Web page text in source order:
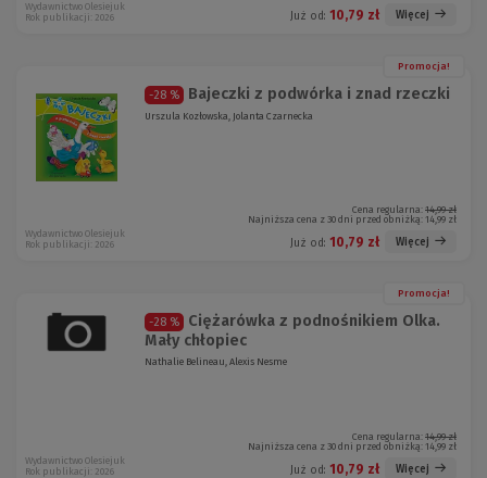
Już od: 10,79 zł Więcej
Wydawnictwo Olesiejuk
Rok publikacji: 2026
Promocja!
-28 % Bajeczki z podwórka i znad rzeczki
Urszula Kozłowska, Jolanta Czarnecka
Cena regularna: 14,99 zł
Najniższa cena z 30 dni przed obniżką: 14,99 zł
Już od: 10,79 zł Więcej
Wydawnictwo Olesiejuk
Rok publikacji: 2026
Promocja!
-28 %
Ciężarówka z podnośnikiem Olka.
Mały chłopiec
Nathalie Belineau, Alexis Nesme
Cena regularna: 14,99 zł
Najniższa cena z 30 dni przed obniżką: 14,99 zł
Już od: 10,79 zł Więcej
Wydawnictwo Olesiejuk
Rok publikacji: 2026